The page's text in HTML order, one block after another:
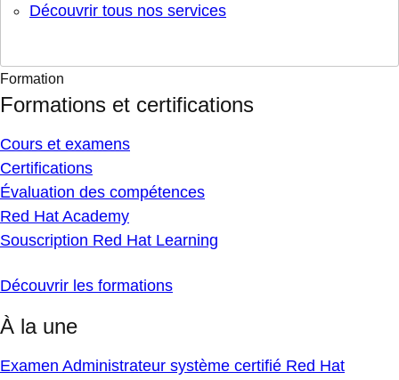
Découvrir tous nos services
Formation
Formations et certifications
Cours et examens
Certifications
Évaluation des compétences
Red Hat Academy
Souscription Red Hat Learning
Découvrir les formations
À la une
Examen Administrateur système certifié Red Hat